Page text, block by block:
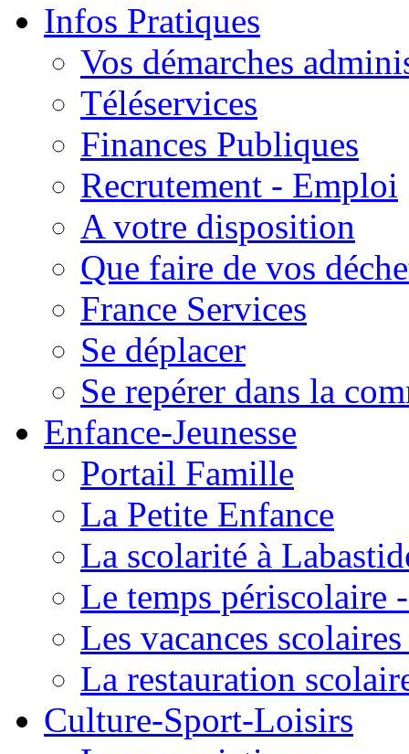
Infos Pratiques
Vos démarches
Téléservices
Finances Publiques
Recrutement - Emploi
A votre disposition
Que faire de vos
France Services
Se déplacer
Se repérer dans la
Enfance-Jeunesse
Portail Famille
La Petite Enfance
La scolarité à
Le temps périscolaire
Les vacances
La restauration
Culture-Sport-Loisirs